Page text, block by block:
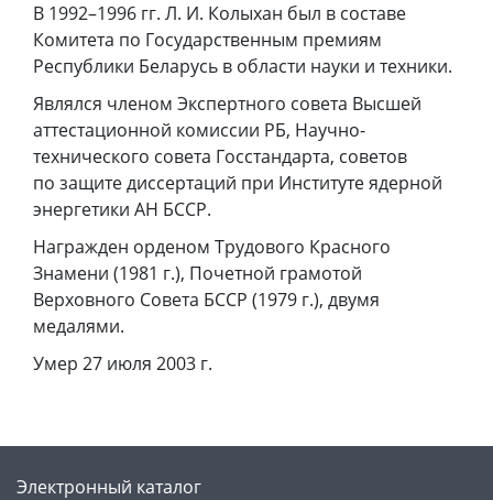
В 1992–1996 гг. Л. И. Колыхан был в составе
Комитета по Государственным премиям
Республики Беларусь в области науки и техники.
Являлся членом Экспертного совета Высшей
аттестационной комиссии РБ, Научно-
технического совета Госстандарта, советов
по защите диссертаций при Институте ядерной
энергетики АН БССР.
Награжден орденом Трудового Красного
Знамени (1981 г.), Почетной грамотой
Верховного Совета БССР (1979 г.), двумя
медалями.
Умер 27 июля 2003 г.
Электронный каталог